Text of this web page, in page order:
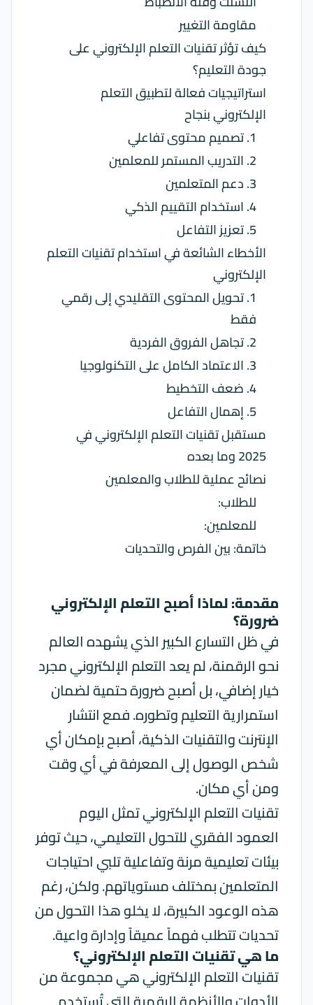
مقاومة التغيير
كيف تؤثر تقنيات التعلم الإلكتروني على
جودة التعليم؟
استراتيجيات فعالة لتطبيق التعلم
الإلكتروني بنجاح
1. تصميم محتوى تفاعلي
2. التدريب المستمر للمعلمين
3. دعم المتعلمين
4. استخدام التقييم الذكي
5. تعزيز التفاعل
الأخطاء الشائعة في استخدام تقنيات التعلم
الإلكتروني
1. تحويل المحتوى التقليدي إلى رقمي
فقط
2. تجاهل الفروق الفردية
3. الاعتماد الكامل على التكنولوجيا
4. ضعف التخطيط
5. إهمال التفاعل
مستقبل تقنيات التعلم الإلكتروني في
2025 وما بعده
نصائح عملية للطلاب والمعلمين
للطلاب:
للمعلمين:
خاتمة: بين الفرص والتحديات
مقدمة: لماذا أصبح التعلم الإلكتروني
ضرورة؟
في ظل التسارع الكبير الذي يشهده العالم
نحو الرقمنة، لم يعد التعلم الإلكتروني مجرد
خيار إضافي، بل أصبح ضرورة حتمية لضمان
استمراريةالتعليموتطوره. فمع انتشار
الإنترنت والتقنيات الذكية، أصبح بإمكان أي
شخص الوصول إلى المعرفة في أي وقت
ومن أي مكان.
تقنيات التعلم الإلكتروني تمثل اليوم
العمود الفقري للتحول التعليمي، حيث توفر
بيئات تعليمية مرنة وتفاعلية تلبي احتياجات
المتعلمين بمختلف مستوياتهم. ولكن، رغم
هذه الوعود الكبيرة، لا يخلو هذا التحول من
تحديات تتطلب فهماً عميقاً وإدارة واعية.
ما هي تقنيات التعلم الإلكتروني؟
تقنيات التعلم الإلكتروني هي مجموعة من